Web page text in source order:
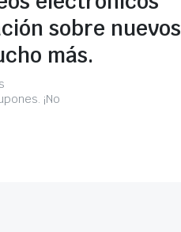
sobre nuevos
más.
¡No